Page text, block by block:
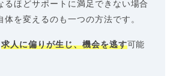
るほどサポートに満足できない場合
体を変えるのも一つの方法です。
求人に偏りが生じ、機会を逃す可能